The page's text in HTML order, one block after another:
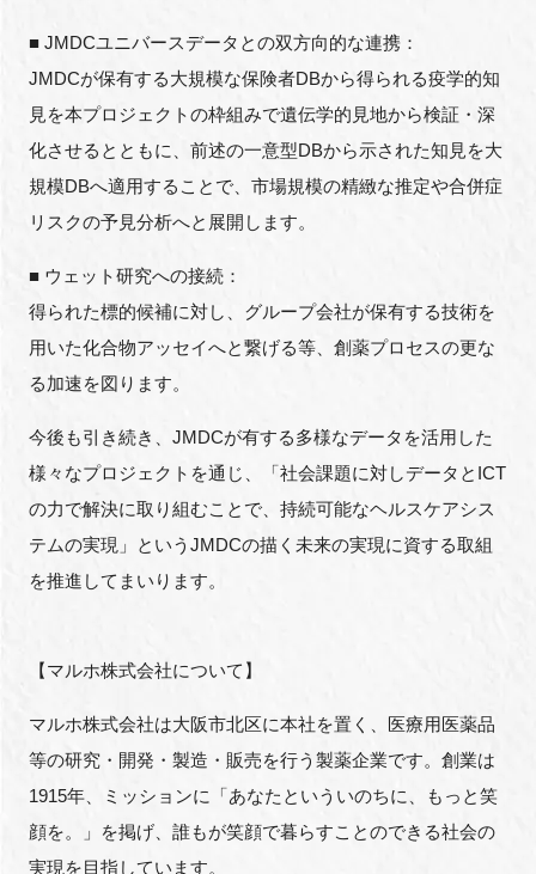
■ JMDCユニバースデータとの双方向的な連携：
JMDCが保有する大規模な保険者DBから得られる疫学的知
見を本プロジェクトの枠組みで遺伝学的見地から検証・深
化させるとともに、前述の一意型DBから示された知見を大
規模DBへ適用することで、市場規模の精緻な推定や合併症
リスクの予見分析へと展開します。
■ ウェット研究への接続：
得られた標的候補に対し、グループ会社が保有する技術を
用いた化合物アッセイへと繋げる等、創薬プロセスの更な
る加速を図ります。
今後も引き続き、JMDCが有する多様なデータを活用した
様々なプロジェクトを通じ、「社会課題に対しデータとICT
の力で解決に取り組むことで、持続可能なヘルスケアシス
テムの実現」というJMDCの描く未来の実現に資する取組
を推進してまいります。
【マルホ株式会社について】
マルホ株式会社は大阪市北区に本社を置く、医療用医薬品
等の研究・開発・製造・販売を行う製薬企業です。創業は
1915年、ミッションに「あなたといういのちに、もっと笑
顔を。」を掲げ、誰もが笑顔で暮らすことのできる社会の
実現を目指しています。